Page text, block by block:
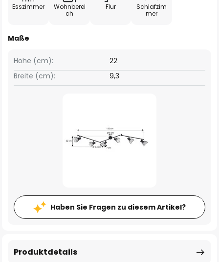
Esszimmer
Wohnberei
ch
Flur
Schlafzim
mer
Maße
Breite (cm): 9,3
Höhe (cm): 22
Haben Sie Fragen zu diesem Artikel?
Produktdetails